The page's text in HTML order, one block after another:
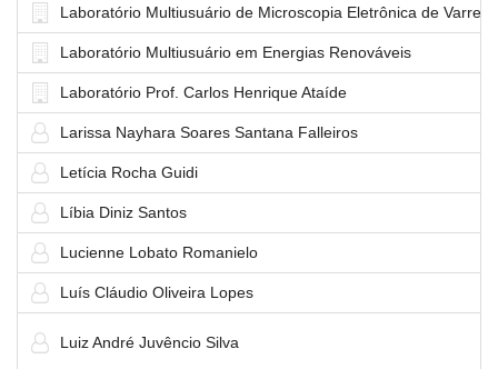
Laboratório Multiusuário de Microscopia Eletrônica de
Laboratório Multiusuário em Energias Renováveis
Laboratório Prof. Carlos Henrique Ataíde
Larissa Nayhara Soares Santana Falleiros
Letícia Rocha Guidi
Líbia Diniz Santos
Lucienne Lobato Romanielo
Luís Cláudio Oliveira Lopes
Luiz André Juvêncio Silva